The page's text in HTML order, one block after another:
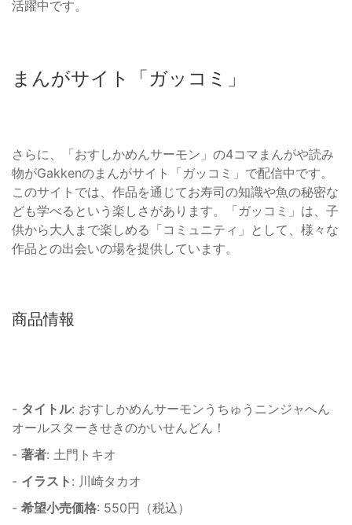
活躍中です。
まんがサイト「ガッコミ」
さらに、「おすしかめんサーモン」の4コマまんがや読み
物がGakkenのまんがサイト「ガッコミ」で配信中です。
このサイトでは、作品を通じてお寿司の知識や魚の秘密な
ども学べるという楽しさがあります。「ガッコミ」は、子
供から大人まで楽しめる「コミュニティ」として、様々な
作品との出会いの場を提供しています。
商品情報
- タイトル: おすしかめんサーモンうちゅうニンジャへん
オールスターきせきのかいせんどん！
- 著者: 土門トキオ
- イラスト : 川崎タカオ
- 希望小売価格: 550円（税込）